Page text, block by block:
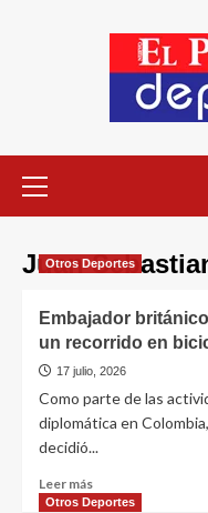
Juan
Otros Deportes
Embajador
un recorrido en
17 julio, 2026
Como parte de las
diplomática en
decidió...
Leer más
Otros Deportes